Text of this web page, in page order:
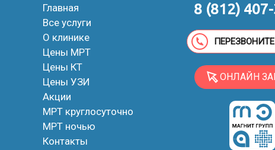
Главная
Все услуги
О клинике
Цены МРТ
Цены КТ
Цены УЗИ
Акции
МРТ круглосуточно
МРТ ночью
Контакты
8 (812)
ОНЛАЙН